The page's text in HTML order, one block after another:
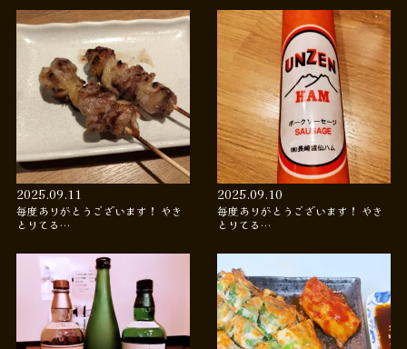
2025.09.11
毎度ありがとうございます！ やき
とりてる…
2025.09.10
毎度ありがとうございます！ やき
とりてる…